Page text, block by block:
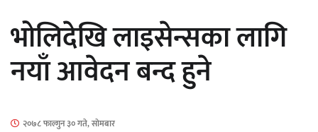
भोलिदेखि लाइसेन्सका लागि
नयाँ आवेदन बन्द हुने
२०७८ फाल्गुन ३० गते, सोमबार